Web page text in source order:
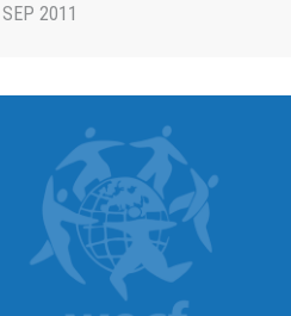
2011